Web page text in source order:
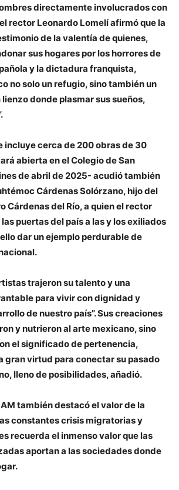
directamente involucrados con
rector Leonardo Lomelí afirmó que la
de la valentía de quienes,
sus hogares por los horrores de
y la dictadura franquista,
no solo un refugio, sino también un
donde plasmar sus sueños,
incluye cerca de 200 obras de 30
abierta en el Colegio de San
de abril de 2025- acudió también
Cárdenas Solórzano, hijo del
Cárdenas del Río, a quien el rector
puertas del país a las y los exiliados
dar un ejemplo perdurable de
trajeron su talento y una
para vivir con dignidad y
de nuestro país”. Sus creaciones
y nutrieron al arte mexicano, sino
el significado de pertenencia,
gran virtud para conectar su pasado
lleno de posibilidades, añadió.
también destacó el valor de la
constantes crisis migratorias y
recuerda el inmenso valor que las
aportan a las sociedades donde